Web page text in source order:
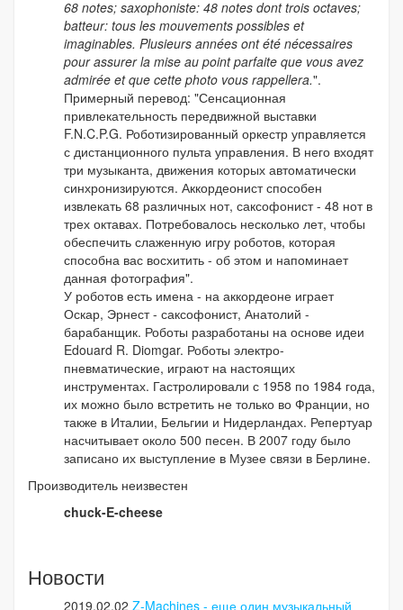
68 notes; saxophoniste: 48 notes dont trois octaves;
batteur: tous les mouvements possibles et
imaginables. Plusieurs années ont été nécessaires
pour assurer la mise au point parfaite que vous avez
admirée et que cette photo vous rappellera.".
Примерный перевод: "Сенсационная
привлекательность передвижной выставки
F.N.C.P.G. Роботизированный оркестр управляется
с дистанционного пульта управления. В него входят
три музыканта, движения которых автоматически
синхронизируются. Аккордеонист способен
извлекать 68 различных нот, саксофонист - 48 нот в
трех октавах. Потребовалось несколько лет, чтобы
обеспечить слаженную игру роботов, которая
способна вас восхитить - об этом и напоминает
данная фотография".
У роботов есть имена - на аккордеоне играет
Оскар, Эрнест - саксофонист, Анатолий -
барабанщик. Роботы разработаны на основе идеи
Edouard R. Diomgar. Роботы электро-
пневматические, играют на настоящих
инструментах. Гастролировали с 1958 по 1984 года,
их можно было встретить не только во Франции, но
также в Италии, Бельгии и Нидерландах. Репертуар
насчитывает около 500 песен. В 2007 году было
записано их выступление в Музее связи в Берлине.
Производитель неизвестен
chuck-E-cheese
Новости
2019.02.02 Z-Machines - еще один музыкальный